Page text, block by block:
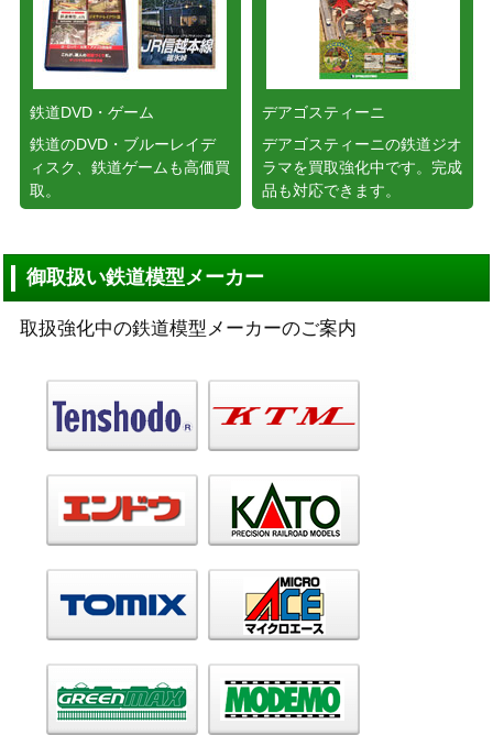
鉄道DVD・ゲーム
鉄道のDVD・ブルーレイデ
ィスク、鉄道ゲームも高価買
取。
デアゴスティーニ
デアゴスティーニの鉄道ジオ
ラマを買取強化中です。完成
品も対応できます。
御取扱い鉄道模型メーカー
取扱強化中の鉄道模型メーカーのご案内